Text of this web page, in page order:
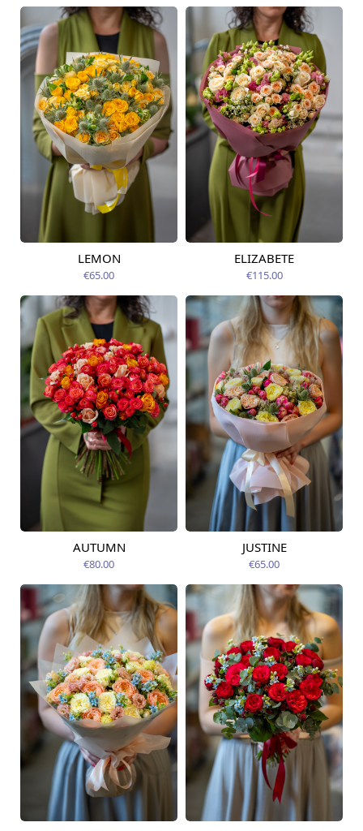
Pieejams šodien
LEMON
€65.00
Pieejams šodien
ELIZABETE
€115.00
Pieejams šodien
AUTUMN
€80.00
Pieejama no
12.08.2026
JUSTINE
€65.00